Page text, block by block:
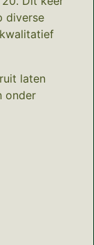
diverse
laten
onder